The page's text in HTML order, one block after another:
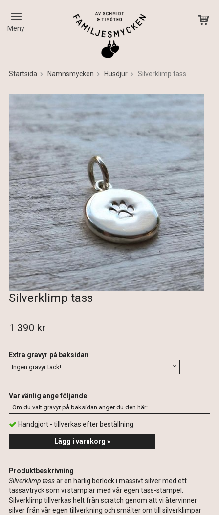
Meny
Startsida Namnsmycken Husdjur Silverklimp tass
Silverklimp tass
1 390 kr
Extra gravyr på baksidan
Var vänlig ange följande:
Handgjort - tillverkas efter beställning
Lägg i varukorg »
Produktbeskrivning
Silverklimp tassär en härlig berlock i massivt silver med ett
tassavtryck som vi stämplar med vår egen tass-stämpel.
Silverklimp tillverkas helt från scratch genom att vi återvinner
silver från vår egen tillverkning och smälter om till silverklimpar